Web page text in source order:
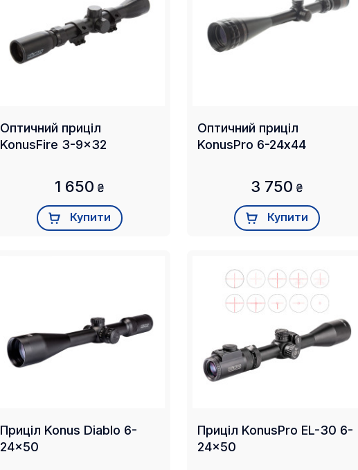
Оптичний приціл
KonusFire 3-9x32
1 650 ₴
Купити
Оптичний приціл
KonusPro 6-24х44
3 750 ₴
Купити
Приціл Konus Diablo 6-
24x50
Приціл KonusPro EL-30 6-
24x50